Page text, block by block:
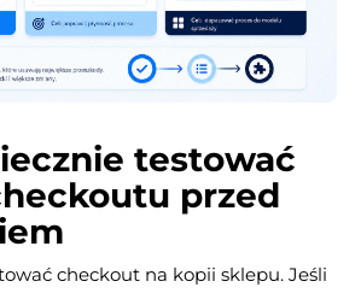
testować
przed
checkout na kopii sklepu. Jeśli